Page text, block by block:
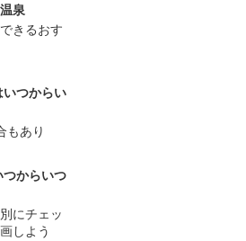
泉
きるおす
つからい
もあり
からいつ
にチェッ
しよう